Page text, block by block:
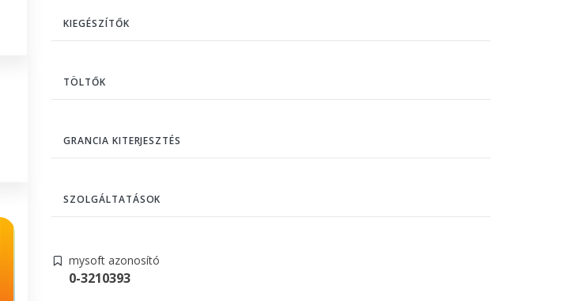
KIEGÉSZÍTŐK
TÖLTŐK
GRANCIA KITERJESZTÉS
SZOLGÁLTATÁSOK
mysoft azonosító
0-3210393